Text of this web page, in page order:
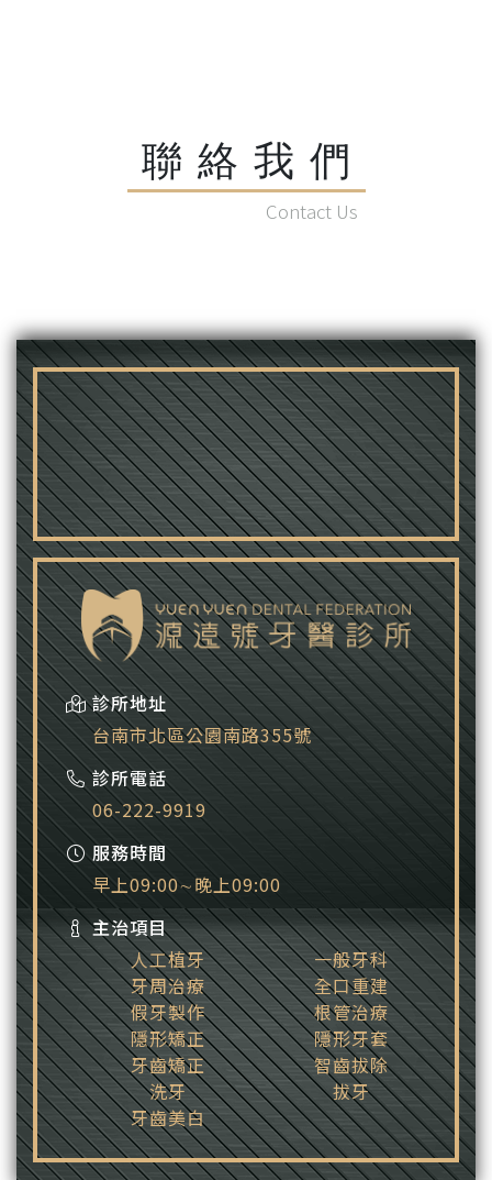
聯絡我們
Contact Us
診所地址
台南市北區公園南路355號
診所電話
06-222-9919
服務時間
早上09:00∼晚上09:00
主治項目
人工植牙
一般牙科
牙周治療
全口重建
假牙製作
根管治療
隱形矯正
隱形牙套
牙齒矯正
智齒拔除
洗牙
拔牙
牙齒美白